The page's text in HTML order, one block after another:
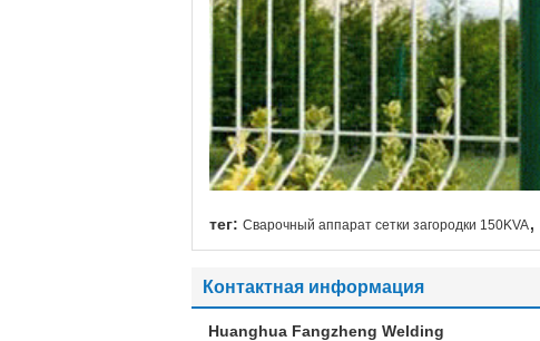
тег: Сварочный аппарат сетки загородки 150KVA,
Контактная информация
Huanghua Fangzheng Welding